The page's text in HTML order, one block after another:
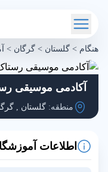
هنگام > گلستان > گرگان >
آکادمی موسیقی
منطقه: گلستان ,
اطلاعات